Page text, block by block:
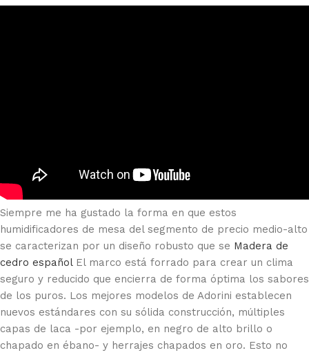
Siempre me ha gustado la forma en que estos
humidificadores de mesa del segmento de precio medio-alto
se caracterizan por un diseño robusto que se Madera de
cedro españolEl marco está forrado para crear un clima
seguro y reducido que encierra de forma óptima los sabores
de los puros. Los mejores modelos de Adorini establecen
nuevos estándares con su sólida construcción, múltiples
capas de laca -por ejemplo, en negro de alto brillo o
chapado en ébano- y herrajes chapados en oro. Esto no